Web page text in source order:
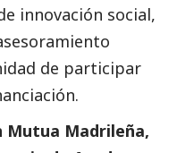
innovación social,
de participar
Mutua Madrileña,